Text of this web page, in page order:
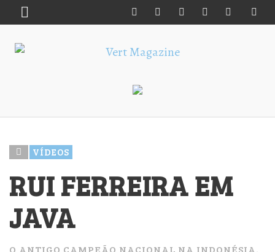
VÍDEOS
RUI FERREIRA EM
JAVA
O ANTIGO CAMPEÃO NACIONAL NA INDONÉSIA.